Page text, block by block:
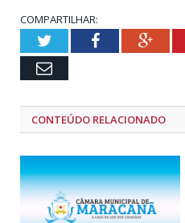
COMPARTILHAR:
TwitterFacebook
Email
CONTEÚDO RELACIONADO